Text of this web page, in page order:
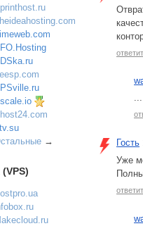
...
Гость
Уже
→